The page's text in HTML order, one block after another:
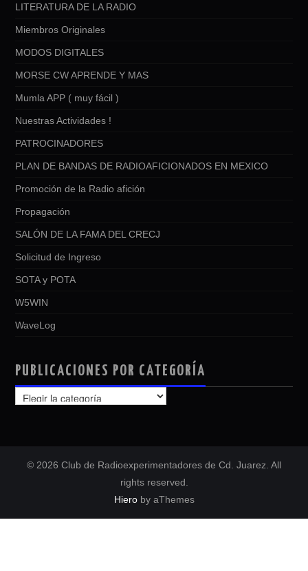
LITERATURA DE LA RADIO
Miembros Originales
MODOS DIGITALES
MORSE CW APRENDE Y MAS
Mumla APP ( muy fácil )
Nuestras Actividades !
PATROCINADORES
PLAN DE BANDAS DE RADIOAFICIONADOS EN MEXICO
Promoción de la Radio afición
Propagación
SALÓN DE LA FAMA DEL CRECJ
Solicitud de Ingreso
SOTA y POTA
W5WIN
WaveLog
PUBLICACIONES POR CATEGORÍA
PUBLICACIONES
POR
© 2026 Club de Radioexperimentadores de Cd. Juarez. All
rights reserved.
Hieroby aThemes